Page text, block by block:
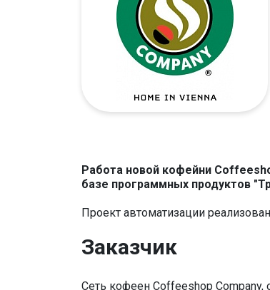
Работа новой кофейни
базе программных продуктов
Проект автоматизации
Заказчик
Сеть кофеен Coffeeshop Company,